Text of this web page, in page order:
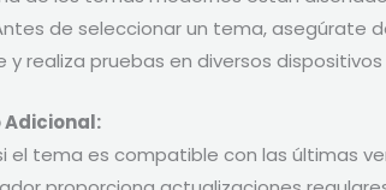
de seleccionar un tema, asegúrate
y realiza pruebas en diversos
Adicional:
el tema es compatible con las últimas